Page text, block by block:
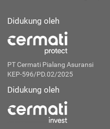
Didukung oleh
PT Cermati Pialang Asuransi
KEP-596/PD.02/2025
Didukung oleh